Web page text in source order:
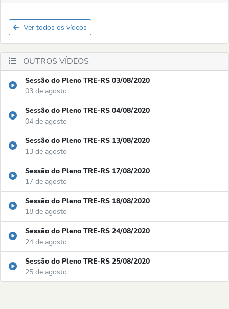
Ver todos os vídeos
OUTROS VÍDEOS
Sessão do Pleno TRE-RS 03/08/2020
03 de agosto
Sessão do Pleno TRE-RS 04/08/2020
04 de agosto
Sessão do Pleno TRE-RS 13/08/2020
13 de agosto
Sessão do Pleno TRE-RS 17/08/2020
17 de agosto
Sessão do Pleno TRE-RS 18/08/2020
18 de agosto
Sessão do Pleno TRE-RS 24/08/2020
24 de agosto
Sessão do Pleno TRE-RS 25/08/2020
25 de agosto